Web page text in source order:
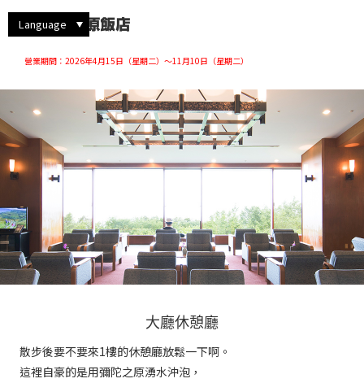
Language
營業期間：2026年4月15日（星期二）～11月10日（星期二）
大廳休憩廳
散步後要不要來1樓的休憩廳放鬆一下啊。
這裡自豪的是用彌陀之原湧水沖泡，